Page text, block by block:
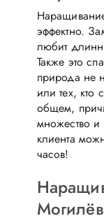
эффектно.
любит
Также это
природа не
или тех, кто
общем,
множество
клиента
часов!